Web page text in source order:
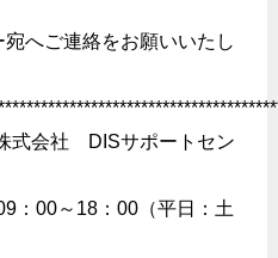
へご連絡をお願いいたし
式会社 DISサポートセン
00～18：00（平日：土